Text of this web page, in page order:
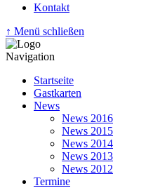
Kontakt
↑ Menü schließen
Navigation
Startseite
Gastkarten
News
News 2016
News 2015
News 2014
News 2013
News 2012
Termine